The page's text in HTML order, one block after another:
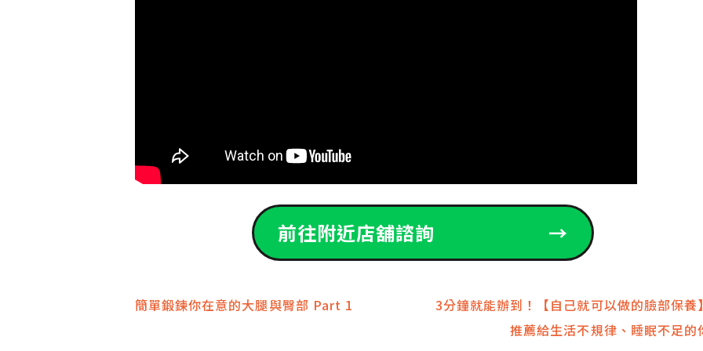
前往附近店舖諮詢 →
文
簡單鍛鍊你在意的大腿與臀部 Part 1
3分鐘就能辦到！【自己就可以做的臉部保養
推薦給生活不規律、睡眠不足的